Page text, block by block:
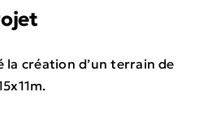
la création d’un terrain de